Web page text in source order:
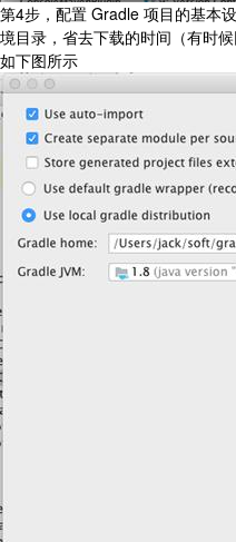
第4步，配置 Gradle 项目的基本
境目录，省去下载的时间（有时
如下图所示